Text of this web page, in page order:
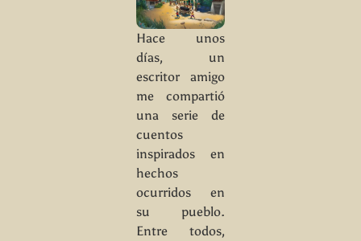
Hace unos
días, un
escritor amigo
me compartió
una serie de
cuentos
inspirados en
hechos
ocurridos en
su pueblo.
Entre todos,